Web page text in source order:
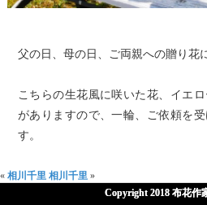
父の日、母の日、ご両親への贈り花
こちらの生花風に咲いた花、イエ
がありますので、一輪、ご依頼を
す。
« 相川千里 相川千里 »
Copyright 2018 布花作